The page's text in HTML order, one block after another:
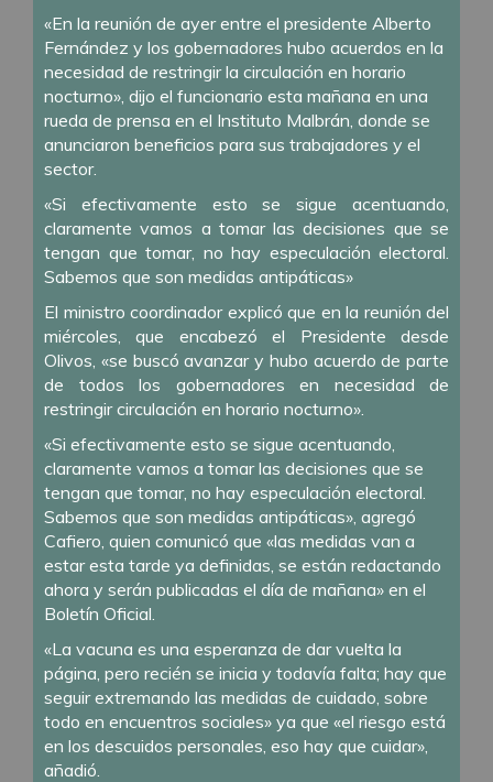
«En la reunión de ayer entre el presidente Alberto
Fernández y los gobernadores hubo acuerdos en la
necesidad de restringir la circulación en horario
nocturno», dijo el funcionario esta mañana en una
rueda de prensa en el Instituto Malbrán, donde se
anunciaron beneficios para sus trabajadores y el
sector.
«Si efectivamente esto se sigue acentuando,
claramente vamos a tomar las decisiones que se
tengan que tomar, no hay especulación electoral.
Sabemos que son medidas antipáticas»
El ministro coordinador explicó que en la reunión del
miércoles, que encabezó el Presidente desde
Olivos, «se buscó avanzar y hubo acuerdo de parte
de todos los gobernadores en necesidad de
restringir circulación en horario nocturno».
«Si efectivamente esto se sigue acentuando,
claramente vamos a tomar las decisiones que se
tengan que tomar, no hay especulación electoral.
Sabemos que son medidas antipáticas», agregó
Cafiero, quien comunicó que «las medidas van a
estar esta tarde ya definidas, se están redactando
ahora y serán publicadas el día de mañana» en el
Boletín Oficial.
«La vacuna es una esperanza de dar vuelta la
página, pero recién se inicia y todavía falta; hay que
seguir extremando las medidas de cuidado, sobre
todo en encuentros sociales» ya que «el riesgo está
en los descuidos personales, eso hay que cuidar»,
añadió.